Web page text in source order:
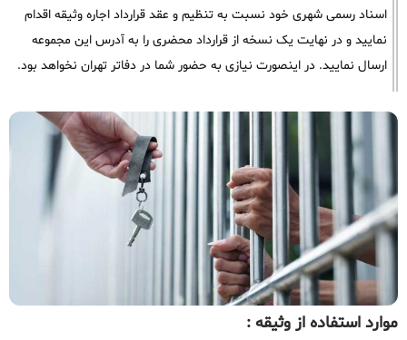
اسناد رسمی شهری خود نسبت به تنظیم و عقد قرارداد اجاره وثیقه اقدام
نمایید و در نهایت یک نسخه از قرارداد محضری را به آدرس این مجموعه
ارسال نمایید. در اینصورت نیازی به حضور شما در دفاتر تهران نخواهد بود.
موارد استفاده از وثیقه :